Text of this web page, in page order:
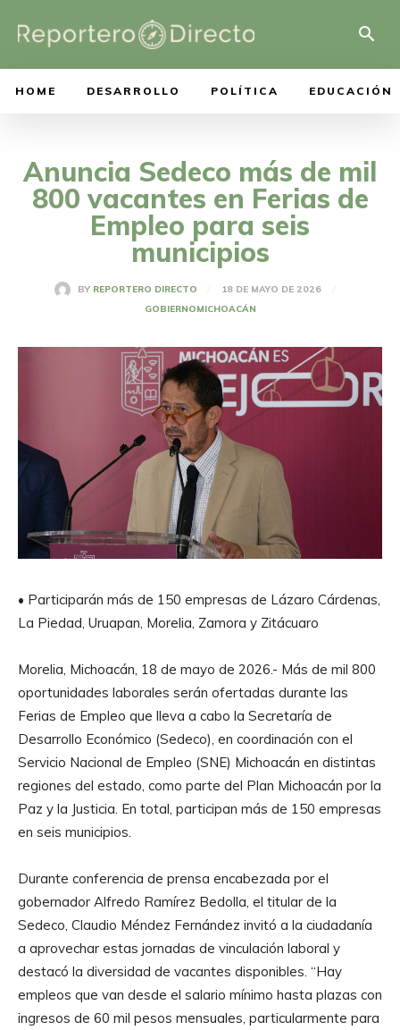
HOME DESARROLLO POLÍTICA EDUCACIÓN
Anuncia Sedeco más de mil
800 vacantes en Ferias de
Empleo para seis
municipios
BY REPORTERO DIRECTO
18 DE MAYO DE 2026
GOBIERNOMICHOACÁN
• Participarán más de 150 empresas de Lázaro Cárdenas,
La Piedad, Uruapan, Morelia, Zamora y Zitácuaro
Morelia, Michoacán, 18 de mayo de 2026.- Más de mil 800
oportunidades laborales serán ofertadas durante las
Ferias de Empleo que lleva a cabo la Secretaría de
Desarrollo Económico (Sedeco), en coordinación con el
Servicio Nacional de Empleo (SNE) Michoacán en distintas
regiones del estado, como parte del Plan Michoacán por la
Paz y la Justicia. En total, participan más de 150 empresas
en seis municipios.
Durante conferencia de prensa encabezada por el
gobernador Alfredo Ramírez Bedolla, el titular de la
Sedeco, Claudio Méndez Fernández invitó a la ciudadanía
a aprovechar estas jornadas de vinculación laboral y
destacó la diversidad de vacantes disponibles. “Hay
empleos que van desde el salario mínimo hasta plazas con
ingresos de 60 mil pesos mensuales, particularmente para